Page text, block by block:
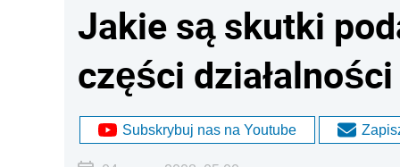
Jakie są skutki
części
Subskrybuj nas na Youtube